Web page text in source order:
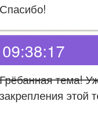
Спасибо!
Грёбанная тема!
закрепления этой